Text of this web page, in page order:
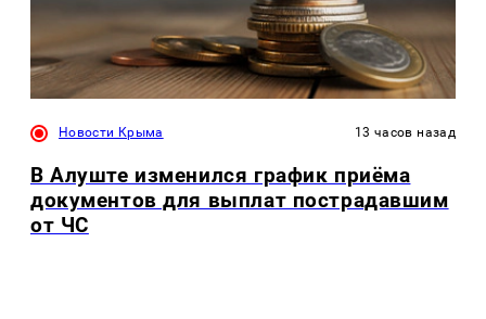
Новости Крыма 13 часов назад
В Алуште изменился график приёма
документов для выплат пострадавшим
от ЧС